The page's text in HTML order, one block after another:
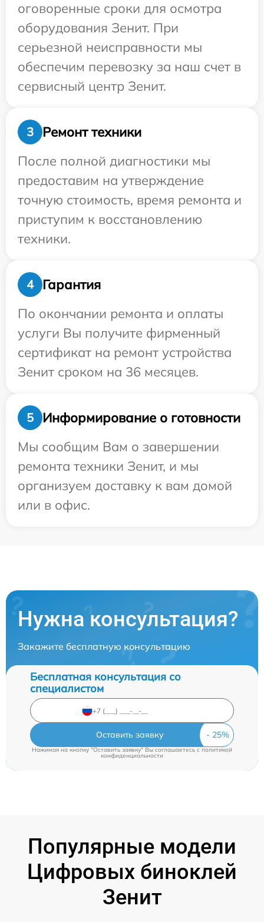
оговоренные сроки для осмотра
оборудования Зенит. При
серьезной неисправности мы
обеспечим перевозку за наш счет в
сервисный центр Зенит.
3
Ремонт техники
После полной диагностики мы
предоставим на утверждение
точную стоимость, время ремонта и
приступим к восстановлению
техники.
4
Гарантия
По окончании ремонта и оплаты
услуги Вы получите фирменный
сертификат на ремонт устройства
Зенит сроком на 36 месяцев.
5
Информирование о готовности
Мы сообщим Вам о завершении
ремонта техники Зенит, и мы
организуем доставку к вам домой
или в офис.
Нужна консультация?
Закажите бесплатную консультацию
Бесплатная консультация со
специалистом
Оставить заявку
Нажимая на кнопку "Оставить заявку" Вы соглашаетесь cполитикой
конфиденциальности
Популярные модели
Цифровых биноклей
Зенит